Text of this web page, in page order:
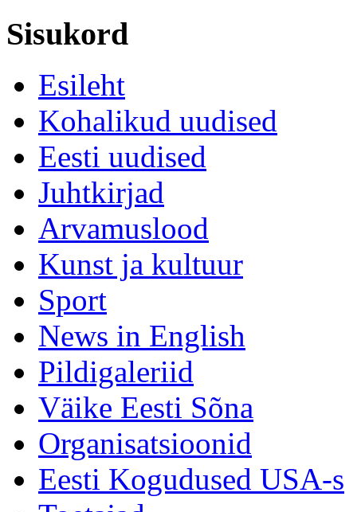
Sisukord
Esileht
Kohalikud uudised
Eesti uudised
Juhtkirjad
Arvamuslood
Kunst ja kultuur
Sport
News in English
Pildigaleriid
Väike Eesti Sõna
Organisatsioonid
Eesti Kogudused USA-s